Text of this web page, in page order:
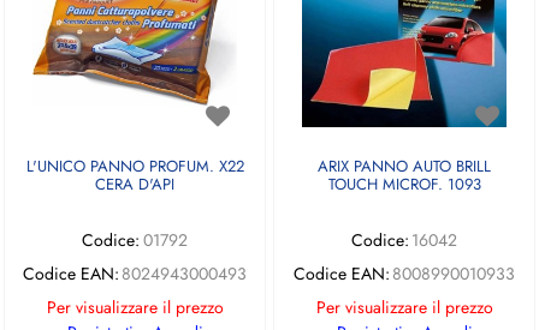
L'UNICO PANNO PROFUM. X22
CERA D'API
Codice: 01792
Codice EAN: 8024943000493
Per visualizzare il prezzo
ARIX PANNO AUTO BRILL
TOUCH MICROF. 1093
Codice: 16042
Codice EAN: 8008990010933
Per visualizzare il prezzo